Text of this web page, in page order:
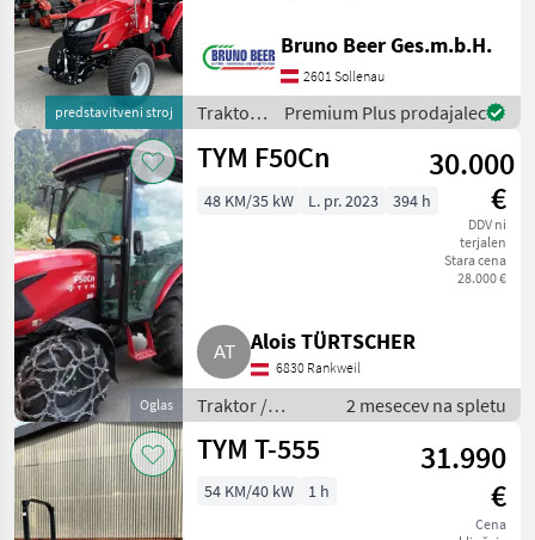
John Deere
Fendt
New Holland
Steyr
Claas
Prikaži
vse
(48)
MODEL
T265
MARKETPLACE
predstavitveni stroj
Dieselmotor, Yanmar, 3
Zylinder, 1642 cmü;
Abgasstufe 5; ANTRIEB:
stufenloses Hydro
Bruno Beer Ges.m.b.H.
2601 Sollenau
Traktor /
TYM
Premium Plus prodajalec
Oglas
TYM F50Cn
30.000
€
DDV ni
terjalen
Stara cena
28.000 €
48 KM/35 kW L. pr. 2023 394 h
Alois TÜRTSCHER
6830 Rankweil
Traktor /
Standardni
traktor
2 mesecev na spletu
TYM T-555
31.990
€
Cena
54 KM/40 kW 1 h